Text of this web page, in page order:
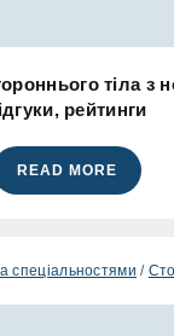
тіла з
рейтинги
READ MORE
спеціальностями /